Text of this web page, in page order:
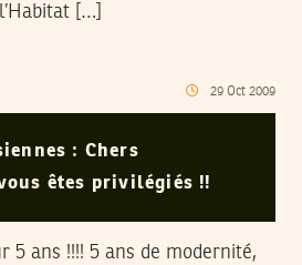
[…]
29 Oct 2009
: Chers
êtes privilégiés !!
5 ans !!!! 5 ans de modernité,